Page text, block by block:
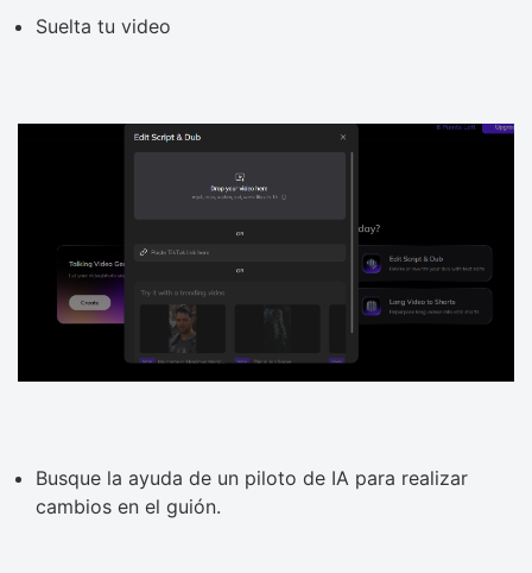
Suelta tu video
Busque la ayuda de un piloto de IA para realizar
cambios en el guión.